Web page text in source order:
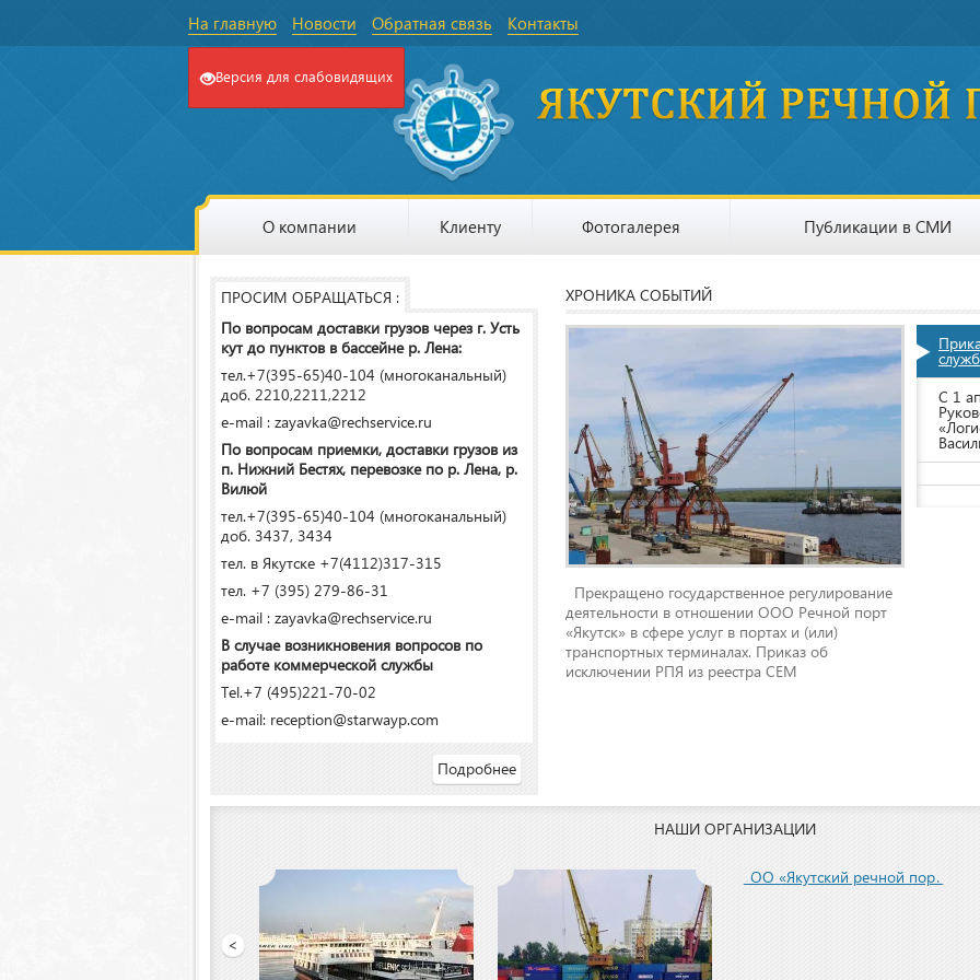
На главную Новости Обратная связь Контакты
Версия для слабовидящих
О компании Клиенту Фотогалерея Публикации в СМИ
ПРОСИМ ОБРАЩАТЬСЯ :
По вопросам доставки грузов через г. Усть
кут до пунктов в бассейне р. Лена:
тел.+7(395-65)40-104 (многоканальный)
доб. 2210,2211,2212
e-mail : zayavka@rechservice.ru
По вопросам приемки, доставки грузов из
п. Нижний Бестях, перевозке по р. Лена, р.
Вилюй
тел.+7(395-65)40-104 (многоканальный)
доб. 3437, 3434
тел. в Якутске +7(4112)317-315
тел. +7 (395) 279-86-31
e-mail : zayavka@rechservice.ru
В случае возникновения вопросов по
работе коммерческой службы
Tel.+7 (495)221-70-02
e-mail: reception@starwayp.com
Подробнее
ХРОНИКА СОБЫТИЙ
Прекращено государственное регулирование
деятельности в отношении ООО Речной порт
«Якутск» в сфере услуг в портах и (или)
транспортных терминалах. Приказ об
исключении РПЯ из реестра СЕМ
С 1
НАШИ ОРГАНИЗАЦИИ
<
ООО «Якутский речной порт»